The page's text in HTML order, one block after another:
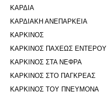
ΚΑΡΔΙΑ
ΚΑΡΔΙΑΚΗ ΑΝΕΠΑΡΚΕΙΑ
ΚΑΡΚΙΝΟΣ
ΚΑΡΚΙΝΟΣ ΠΑΧΕΩΣ ΕΝΤΕΡΟΥ
ΚΑΡΚΙΝΟΣ ΣΤΑ ΝΕΦΡΑ
ΚΑΡΚΙΝΟΣ ΣΤΟ ΠΑΓΚΡΕΑΣ
ΚΑΡΚΙΝΟΣ ΤΟΥ ΠΝΕΥΜΟΝΑ